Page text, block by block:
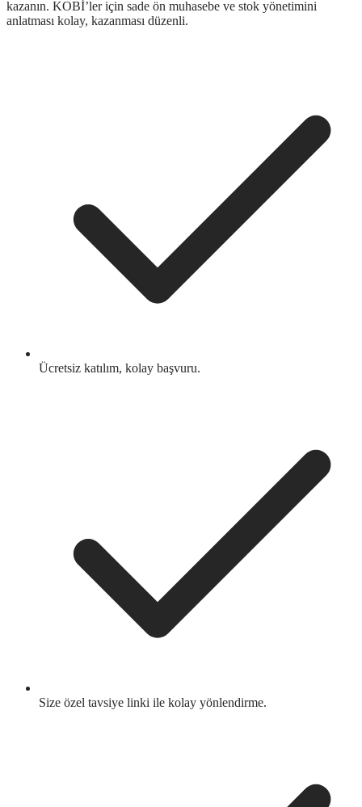
kazanın. KOBİ’ler için sade ön muhasebe ve stok yönetimini
anlatması kolay, kazanması düzenli.
Ücretsiz katılım, kolay başvuru.
Size özel tavsiye linki ile kolay yönlendirme.